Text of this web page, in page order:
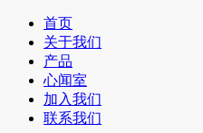
首页
关于我们
产品
心闻室
加入我们
联系我们